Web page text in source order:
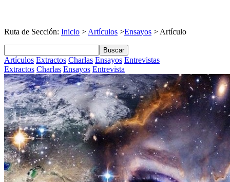
Ruta de Sección: Inicio > Artículos >Ensayos > Artículo
Buscar
Artículos Extractos Charlas Ensayos Entrevistas
Extractos Charlas Ensayos Entrevista